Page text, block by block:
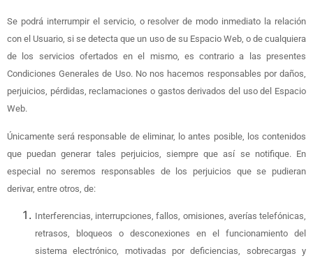
Se podrá interrumpir el servicio, o resolver de modo inmediato la relación
con el Usuario, si se detecta que un uso de su Espacio Web, o de cualquiera
de los servicios ofertados en el mismo, es contrario a las presentes
Condiciones Generales de Uso. No nos hacemos responsables por daños,
perjuicios, pérdidas, reclamaciones o gastos derivados del uso del Espacio
Web.
Únicamente será responsable de eliminar, lo antes posible, los contenidos
que puedan generar tales perjuicios, siempre que así se notifique. En
especial no seremos responsables de los perjuicios que se pudieran
derivar, entre otros, de:
Interferencias, interrupciones, fallos, omisiones, averías telefónicas,
retrasos, bloqueos o desconexiones en el funcionamiento del
sistema electrónico, motivadas por deficiencias, sobrecargas y